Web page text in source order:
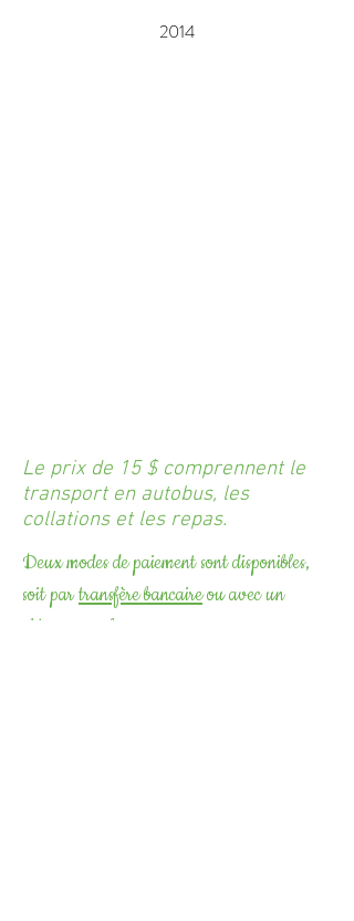
2014
Le prix de 15 $ comprennent le
transport en autobus, les
collations et les repas.
Deux modes de paiement sont disponibles,
soit partransfère bancaireou avec un
chèque sur place.